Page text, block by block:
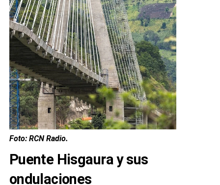
Foto: RCN Radio.
Puente Hisgaura y sus
ondulaciones